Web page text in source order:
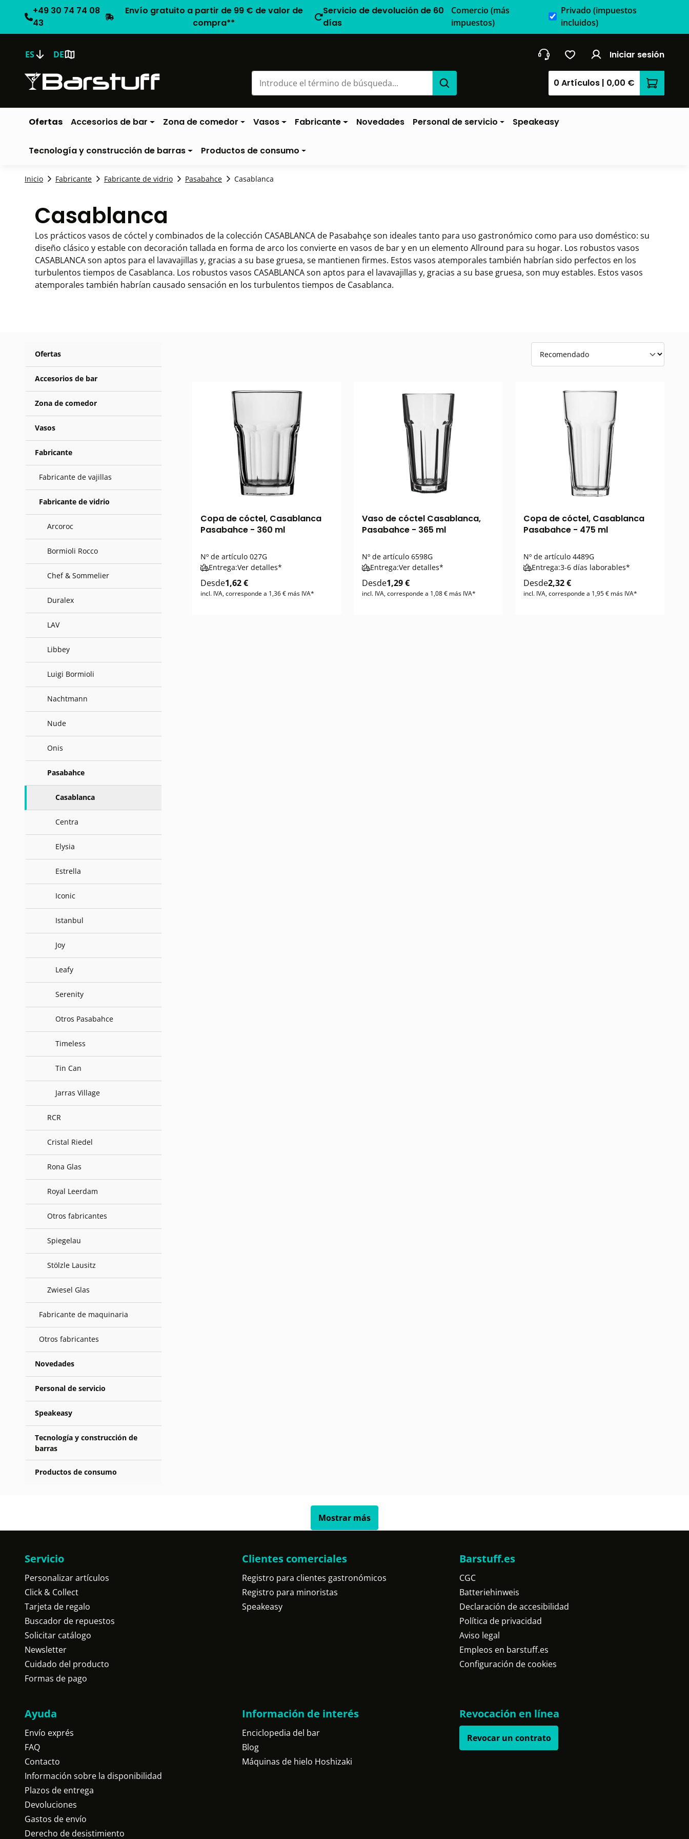
+49 30 74 74 08
43
Envío gratuito a partir de 99 € de valor de
compra**
Servicio de devolución de 60
días
Comercio (más
impuestos)
Privado (impuestos
incluidos)
ES DE Iniciar sesión
0 Artículos | 0,00 € El
Ofertas Accesorios de bar Zona de comedor Vasos Fabricante Novedades Personal de servicio Speakeasy
Tecnología y construcción de barras Productos de consumo
Inicio Fabricante Fabricante de vidrio Pasabahce Casablanca
Casablanca
Los prácticos vasos de cóctel y combinados de la colección CASABLANCA de Pasabahçe son ideales tanto para uso gastronómico como para uso doméstico: su
diseño clásico y estable con decoración tallada en forma de arco los convierte en vasos de bar y en un elemento Allround para su hogar. Los robustos vasos
CASABLANCA son aptos para el lavavajillas y, gracias a su base gruesa, se mantienen firmes. Estos vasos atemporales también habrían sido perfectos en los
turbulentos tiempos de Casablanca. Los robustos vasos CASABLANCA son aptos para el lavavajillas y, gracias a su base gruesa, son muy estables. Estos vasos
atemporales también habrían causado sensación en los turbulentos tiempos de Casablanca.
Ofertas
Accesorios de bar
Zona de comedor
Vasos
Fabricante
Fabricante de vajillas
Fabricante de vidrio
Arcoroc
Bormioli Rocco
Chef & Sommelier
Duralex
LAV
Libbey
Luigi Bormioli
Nachtmann
Nude
Onis
Pasabahce
Casablanca
Centra
Elysia
Estrella
Iconic
Istanbul
Joy
Leafy
Serenity
Otros Pasabahce
Timeless
Tin Can
Jarras Village
RCR
Cristal Riedel
Rona Glas
Royal Leerdam
Otros fabricantes
Spiegelau
Stölzle Lausitz
Zwiesel Glas
Fabricante de maquinaria
Otros fabricantes
Novedades
Personal de servicio
Speakeasy
Tecnología y construcción de
barras
Productos de consumo
Copa de cóctel, Casablanca
Pasabahce - 360 ml
Nº de artículo 027G
Entrega:Ver detalles*
Desde1,62 €
incl. IVA, corresponde a 1,36 € más IVA*
Vaso de cóctel Casablanca,
Pasabahce - 365 ml
Nº de artículo6598G
Entrega:Ver detalles*
Desde1,29 €
incl. IVA, corresponde a 1,08 € más IVA*
Copa de cóctel, Casablanca
Pasabahce - 475 ml
Nº de artículo4489G
Entrega:3-6 días laborables*
Desde2,32 €
incl. IVA, corresponde a 1,95 € más IVA*
Mostrar más
Servicio
Personalizar artículos
Click & Collect
Tarjeta de regalo
Buscador de repuestos
Solicitar catálogo
Newsletter
Cuidado del producto
Formas de pago
Clientes comerciales
Registro para clientes gastronómicos
Registro para minoristas
Speakeasy
Barstuff.es
CGC
Batteriehinweis
Declaración de accesibilidad
Política de privacidad
Aviso legal
Empleos en barstuff.es
Configuración de cookies
Ayuda
Envío exprés
FAQ
Contacto
Información sobre la disponibilidad
Plazos de entrega
Devoluciones
Gastos de envío
Derecho de desistimiento
Información de interés
Enciclopedia del bar
Blog
Máquinas de hielo Hoshizaki
Revocación en línea
Revocar un contrato